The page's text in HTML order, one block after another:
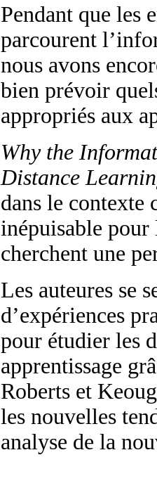
Pendant que les
parcourent
nous avons
bien prévoir
appropriés aux
Why the
Distance
dans le contexte
inépuisable pour
cherchent une
Les auteures se
d’expériences
pour étudier les
apprentissage
Roberts et
les nouvelles
analyse de la